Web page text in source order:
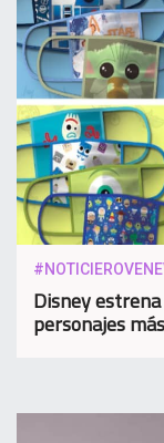
Disney
personajes